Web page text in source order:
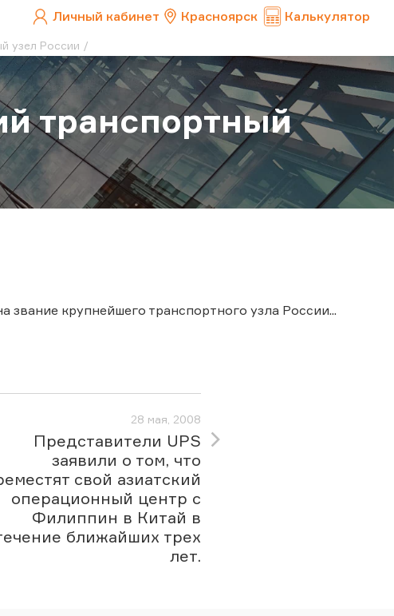
Личный кабинет Красноярск Калькулятор
узел России
транспортный
крупнейшего транспортного узла России...
28 мая, 2008
Представители UPS
заявили о том, что
свой азиатский
операционный центр с
Филиппин в Китай в
ближайших трех
лет.